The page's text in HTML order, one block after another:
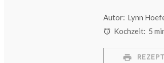
Autor: Lynn
Kochzeit: 5